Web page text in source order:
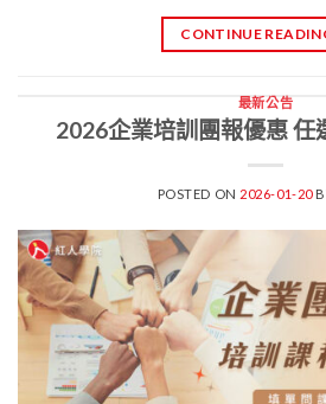
CONTINUE
最新公告
2026企業培訓團報優惠 任
POSTED ON 2026-01-20